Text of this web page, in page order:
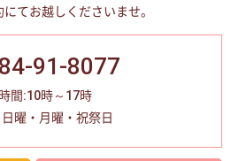
てお越しくださいませ。
91-8077
間:10時～17時
曜・月曜・祝祭日